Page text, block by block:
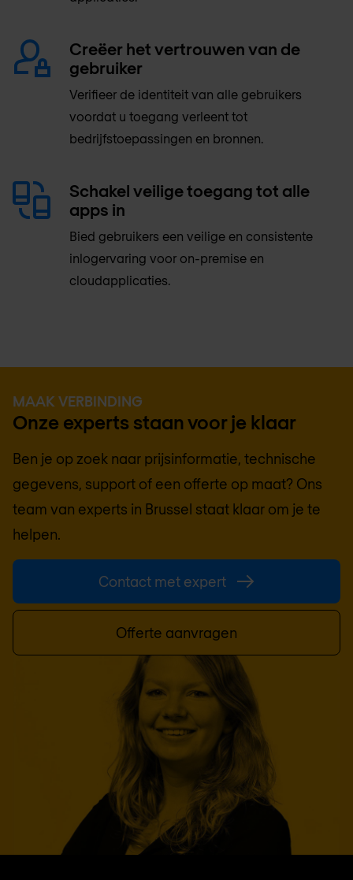
Creëer het vertrouwen van de
gebruiker
Verifieer de identiteit van alle gebruikers
voordat u toegang verleent tot
bedrijfstoepassingen en bronnen.
Schakel veilige toegang tot alle
apps in
Bied gebruikers een veilige en consistente
inlogervaring voor on-premise en
cloudapplicaties.
MAAK VERBINDING
Onze experts staan voor je klaar
Ben je op zoek naar prijsinformatie, technische
gegevens, support of een offerte op maat? Ons
team van experts in Brussel staat klaar om je te
helpen.
Contact met expert
Offerte aanvragen